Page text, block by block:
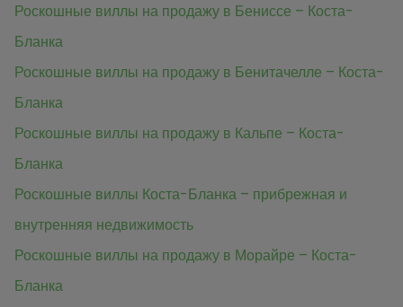
Роскошные виллы на продажу в Бениссе – Коста-
Бланка
Роскошные виллы на продажу в Бенитачелле – Коста-
Бланка
Роскошные виллы на продажу в Кальпе – Коста-
Бланка
Роскошные виллы Коста-Бланка – прибрежная и
внутренняя недвижимость
Роскошные виллы на продажу в Морайре – Коста-
Бланка